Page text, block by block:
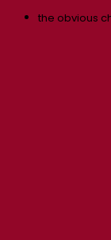
the obvious